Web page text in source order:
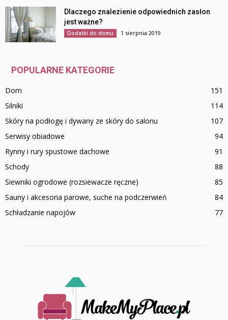
Dlaczego znalezienie odpowiednich zasłon
jest ważne?
Dodatki do domu 1 sierpnia 2019
POPULARNE KATEGORIE
Dom
151
Silniki
114
Skóry na podłogę i dywany ze skóry do salonu
107
Serwisy obiadowe
94
Rynny i rury spustowe dachowe
91
Schody
88
Siewniki ogrodowe (rozsiewacze ręczne)
85
Sauny i akcesoria parowe, suche na podczerwień
84
Schładzanie napojów
77